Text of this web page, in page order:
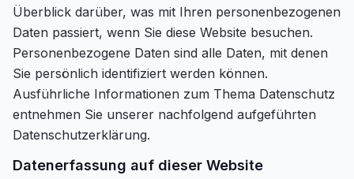
Überblick darüber, was mit Ihren personenbezogenen
Daten passiert, wenn Sie diese Website besuchen.
Personenbezogene Daten sind alle Daten, mit denen
Sie persönlich identifiziert werden können.
Ausführliche Informationen zum Thema Datenschutz
entnehmen Sie unserer nachfolgend aufgeführten
Datenschutzerklärung.
Datenerfassung auf dieser Website